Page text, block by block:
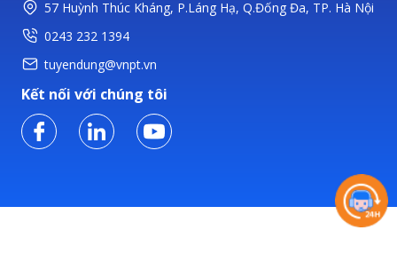
57 Huỳnh Thúc Kháng, P.Láng Hạ, Q.Đống Đa, TP. Hà Nội
0243 232 1394
tuyendung@vnpt.vn
Kết nối với chúng tôi